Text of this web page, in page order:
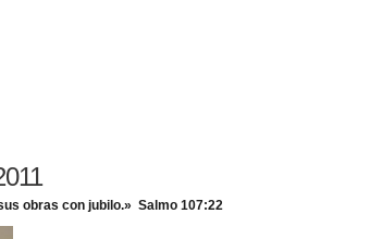
obras con jubilo.» Salmo 107:22